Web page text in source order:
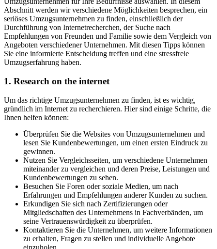
Abschnitt werden wir verschiedene Möglichkeiten besprechen, ein
seriöses Umzugsunternehmen zu finden, einschließlich der
Durchführung von Internetrecherchen, der Suche nach
Empfehlungen von Freunden und Familie sowie dem Vergleich von
Angeboten verschiedener Unternehmen. Mit diesen Tipps können
Sie eine informierte Entscheidung treffen und eine stressfreie
Umzugserfahrung haben.
1. Research on the internet
Um das richtige Umzugsunternehmen zu finden, ist es wichtig,
gründlich im Internet zu recherchieren. Hier sind einige Schritte, die
Ihnen helfen können:
Überprüfen Sie die Websites von Umzugsunternehmen und
lesen Sie Kundenbewertungen, um einen ersten Eindruck zu
gewinnen.
Nutzen Sie Vergleichsseiten, um verschiedene Unternehmen
miteinander zu vergleichen und deren Preise, Leistungen und
Kundenbewertungen zu sehen.
Besuchen Sie Foren oder soziale Medien, um nach
Erfahrungen und Empfehlungen anderer Kunden zu suchen.
Erkundigen Sie sich nach Zertifizierungen oder
Mitgliedschaften des Unternehmens in Fachverbänden, um
seine Vertrauenswürdigkeit zu überprüfen.
Kontaktieren Sie die Unternehmen, um weitere Informationen
zu erhalten, Fragen zu stellen und individuelle Angebote
einzuholen.